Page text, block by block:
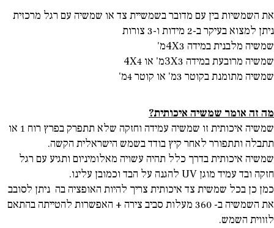
את השמשיות בין עם מדובר בשמשיית צד או שמשיה עם רגל מרכזית
ניתן למצוא בעיקר ב-2 מידות ו-3 צורות
שמשיה מלבנית במידה 3
X4מ'
שמשיה מרובעת במידה 3
X3מ' או 4 X
4
שמשיה מתומנת בקוטר 3מ' או קוטר 4מ'
מה זה אומר שמשיה איכותית?
שמשיה איכותית זו שמשיה עמידה וחזקה שלא תתפרק בפרץ רוח 1 או
תתבלה ותתפורר לאחר קיץ בודד בשמש הישראלית הקשה.
שמשיה איכותית בדרך כלל תהיה עשויה מאלומיניום ותגיע עם רגל
חזקה ובד עמיד מוגן UV להגנה על הבד וכמובן עלינו.
כמן כן בכל שמשית צד איכותית צריך להיות האופציה בה ניתן לסובב
את השמשיה ב- 360 מעלות סביב צירה + האפשרות להטייתה בהתאם
לזווית השמש.